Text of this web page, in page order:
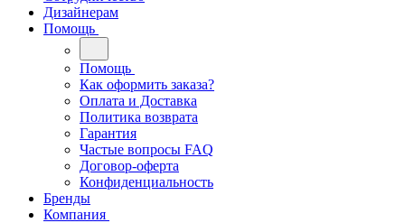
Дизайнерам
Помощь
Помощь
Как оформить заказа?
Оплата и Доставка
Политика возврата
Гарантия
Частые вопросы FAQ
Договор-оферта
Конфиденциальность
Бренды
Компания